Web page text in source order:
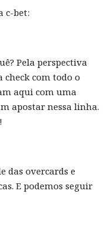
c-bet:
Pela perspectiva
check com todo o
aqui com uma
apostar nessa linha.
das overcards e
E podemos seguir